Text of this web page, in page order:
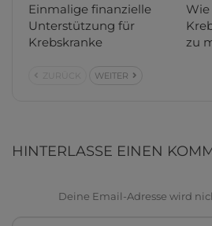
Einmalige finanzielle
Unterstützung für
Krebskranke
zu
WEITER
HINTERLASSE EINEN
Deine Email-Adresse wird